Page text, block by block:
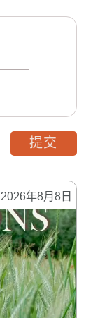
2026年8月8日
提交